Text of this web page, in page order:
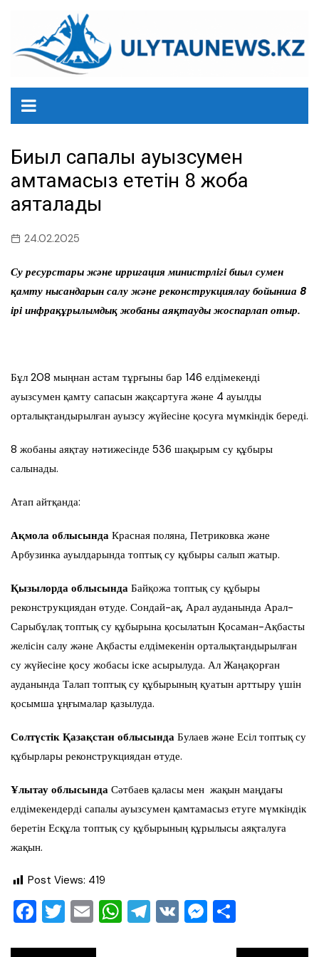
содержанию
Биыл сапалы ауызсумен
қамтамасыз ететін 8 жоба
аяқталады
24.02.2025
Су ресурстары және ирригация министрлігі биыл сумен
қамту нысандарын салу және реконструкциялау бойынша 8
ірі инфрақұрылымдық жобаны аяқтауды жоспарлап отыр.
Бұл 208 мыңнан астам тұрғыны бар 146 елдімекенді
ауызсумен қамту сапасын жақсартуға және 4 ауылды
орталықтандырылған ауызсу жүйесіне қосуға мүмкіндік береді.
8 жобаны аяқтау нәтижесінде 536 шақырым су құбыры
салынады.
Атап айтқанда:
Ақмола облысында Красная поляна, Петриковка және
Арбузинка ауылдарында топтық су құбыры салып жатыр.
Қызылорда облысында Байқожа топтық су құбыры
реконструкциядан өтуде. Сондай-ақ, Арал ауданында Арал-
Сарыбұлақ топтық су құбырына қосылатын Қосаман-Ақбасты
желісін салу және Ақбасты елдімекенін орталықтандырылған
су жүйесіне қосу жобасы іске асырылуда. Ал Жаңақорған
ауданында Талап топтық су құбырының қуатын арттыру үшін
қосымша ұңғымалар қазылуда.
Солтүстік Қазақстан облысында Булаев және Есіл топтық су
құбырлары реконструкциядан өтуде.
Ұлытау облысында Сәтбаев қаласы мен жақын маңдағы
елдімекендерді сапалы ауызсумен қамтамасыз етуге мүмкіндік
беретін Есқұла топтық су құбырының құрылысы аяқталуға
жақын.
Post Views: 419
F T E W T V M